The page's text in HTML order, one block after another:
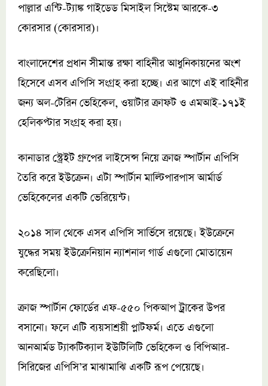
পাল্লার এন্টি-ট্যাঙ্ক গাইডেড মিসাইল সিস্টেম আরকে-৩
কোরসার (কোরসার)।
বাংলাদেশের প্রধান সীমান্ত রক্ষা বাহিনীর আধুনিকায়নের অংশ
হিসেবে এসব এপিসি সংগ্রহ করা হচ্ছে। এর আগে এই বাহিনীর
জন্য অল-টেরিন ভেহিকেল, ওয়াটার ক্রাফট ও এমআই-১৭১ই
হেলিকপ্টার সংগ্রহ করা হয়।
কানাডার স্ট্রেইট গ্রুপের লাইসেন্স নিয়ে ক্রাজ স্পার্টান এপিসি
তৈরি করে ইউক্রেন। এটা স্পার্টান মাল্টিপারপাস আর্মার্ড
ভেহিকেলের একটি ভেরিয়েন্ট।
২০১৪ সাল থেকে এসব এপিসি সার্ভিসে রয়েছে। ইউক্রেনে
যুদ্ধের সময় ইউক্রেনিয়ান ন্যাশনাল গার্ড এগুলো মোতায়েন
করেছিলো।
ক্রাজ স্পার্টান ফোর্ডের এফ-৫৫০ পিকআপ ট্রাকের উপর
বসানো। ফলে এটি ব্যয়সাশ্রয়ী প্লাটফর্ম। এতে এগুলো
আনআর্মড ট্যাকটিক্যাল ইউটিলিটি ভেহিকেল ও বিপিআর-
সিরিজের এপিসি’র মাঝামাঝি একটি রূপ পেয়েছে।